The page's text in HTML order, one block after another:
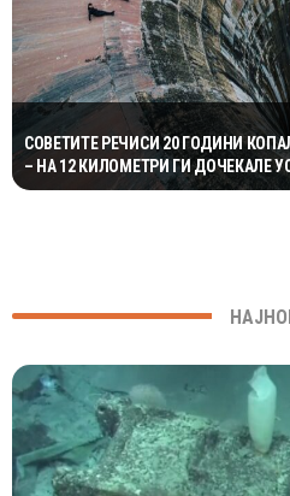
СОВЕТИТЕ РЕЧИСИ 20 ГОДИНИ
– НА 12 КИЛОМЕТРИ ГИ ДОЧЕКАЛЕ
ОЧЕКУВАЛ